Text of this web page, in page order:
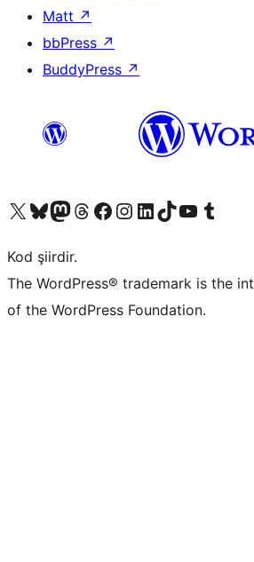
Matt ↗
bbPress ↗
BuddyPress ↗
X (eski Twitter) hesabımıza bakın
Bluesky hesabımızı ziyaret edinMastodon hesabımızı ziyaret edinThreads hesabımızı ziyaret edinFacebook sayfamızı ziyaret edinInstagram hesabımızı ziyaret edinLinkedIn hesabımızı ziyaret edinTikTok hesabımızı ziyaret edinYouTube kanalımızı ziyaret edinTumblr hesabımızı ziyaret edin
Kod şiirdir.
The WordPress® trademark is the
of the WordPress Foundation.